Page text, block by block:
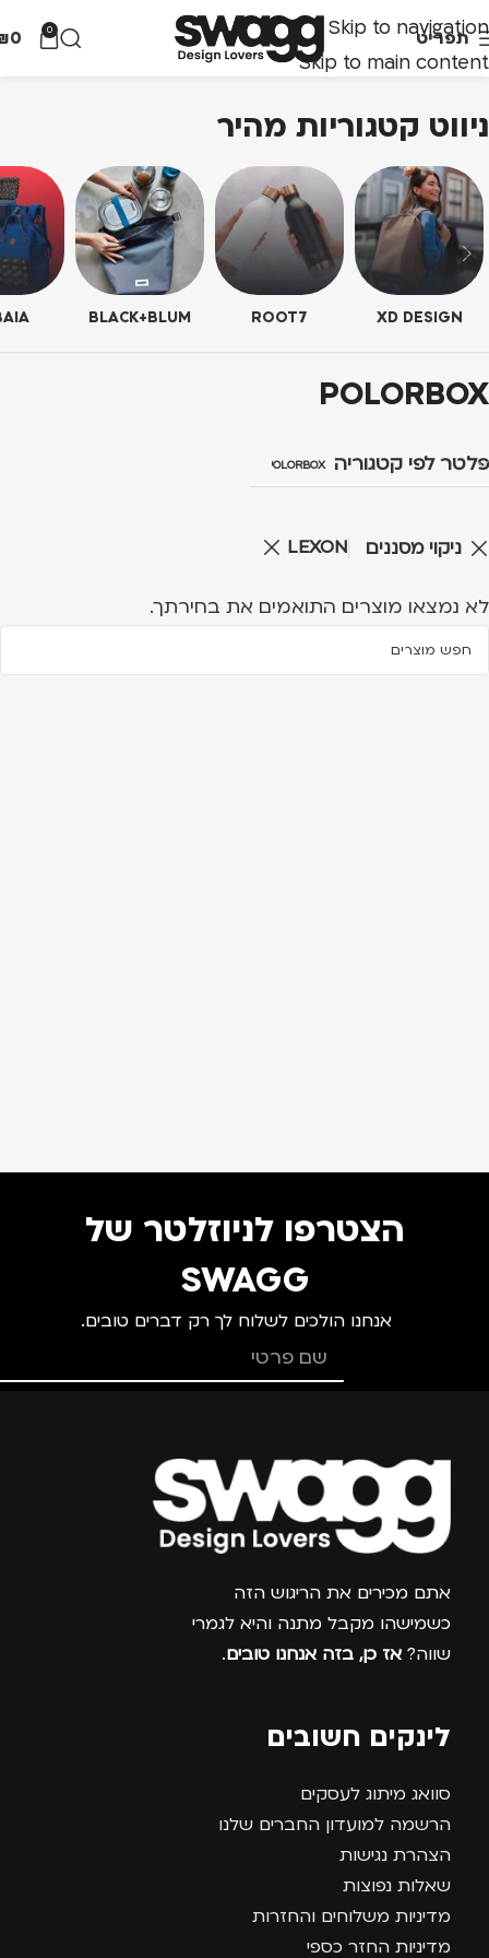
Skip to navigation
Skip to main content
תפריט 0
0
ניווט קטגוריות מהיר
XD DESIGN
ROOT7
BLACK+BLUM
POLORBOX
פלטר לפי קטגוריה POLORBOX
ניקוי מסננים LEXON
לא נמצאו מוצרים התואמים את בחירתך.
הצטרפו לניוזלטר של
SWAGG
אנחנו הולכים לשלוח לך רק דברים טובים.
צרפו אותי למועדון
אתם מכירים את הריגוש הזה
כשמישהו מקבל מתנה והיא לגמרי
שווה? אז כן, בזה אנחנו טובים.
לינקים חשובים
סוואג מיתוג לעסקים
הרשמה למועדון החברים שלנו
הצהרת נגישות
שאלות נפוצות
מדיניות משלוחים והחזרות
מדיניות החזר כספי